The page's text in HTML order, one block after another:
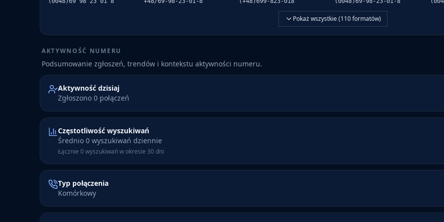
Pokaż wszystkie (110formatów)
AKTYWNOŚĆ NUMERU
Podsumowanie zgłoszeń, trendów i kontekstu aktywności numeru.
Aktywność dzisiaj
Zgłoszono 0 połączeń
Częstotliwość wyszukiwań
Średnio 0 wyszukiwań dziennie
Łącznie 0 wyszukiwań w okresie 30 dni
Typ połączenia
Komórkowy